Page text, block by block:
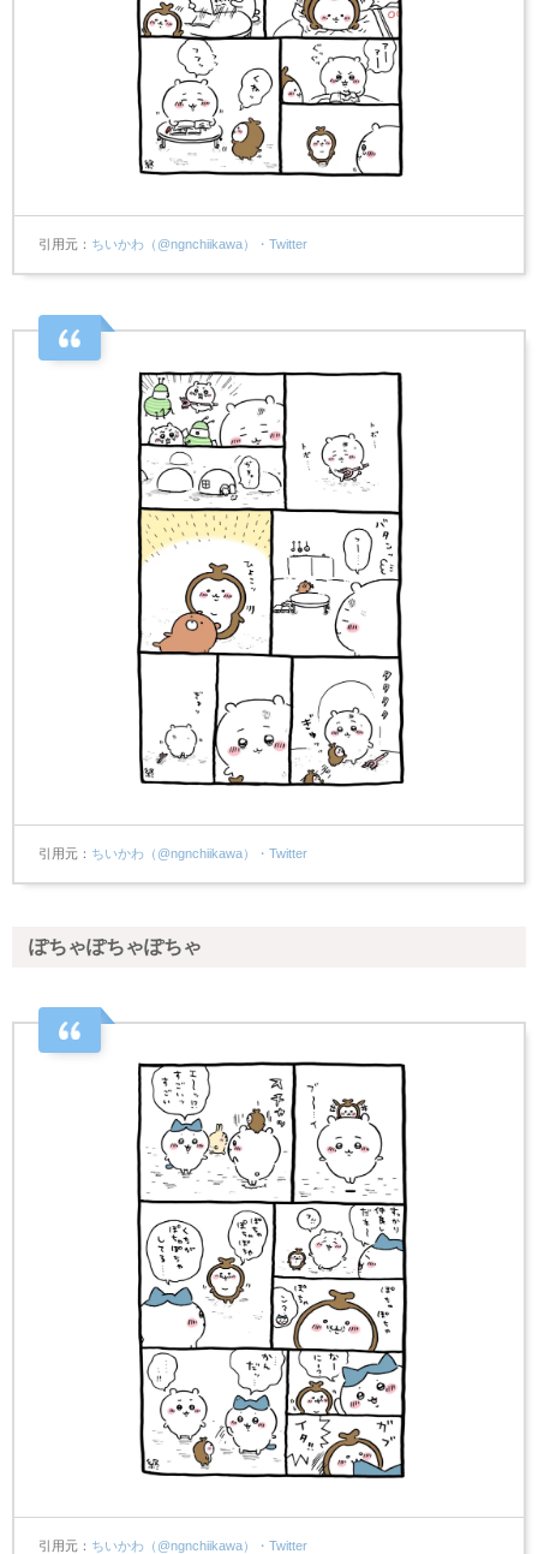
引用元 ちいかわ（@ngnchiikawa）・Twitter
引用元 ちいかわ（@ngnchiikawa）・Twitter
ぽちゃぽちゃぽちゃ
引用元 ちいかわ（@ngnchiikawa）・Twitter